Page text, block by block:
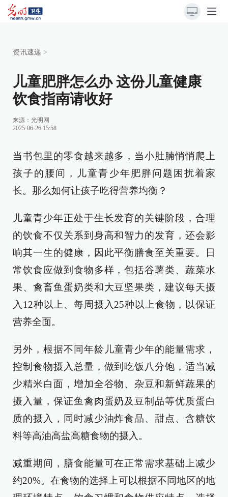
资讯速递 >
儿童肥胖怎么办 这份儿童健康
饮食指南请收好
来源：光明网
2025-06-26 15:58
当书包里的零食越来越多，当小肚腩悄悄爬上
孩子的腰间，儿童青少年肥胖问题困扰着家
长。那么如何让孩子吃得营养均衡？
儿童青少年正处于生长发育的关键阶段，合理
的饮食不仅关系到身高和智力的发育，还会影
响其一生的健康，因此平衡膳食至关重要。日
常饮食应做到食物多样，包括谷薯类、蔬菜水
果、禽畜鱼蛋奶类和大豆坚果类，建议每天摄
入12种以上、每周摄入25种以上食物，以保证
营养全面。
另外，根据不同年龄儿童青少年的能量需求，
控制食物摄入总量，做到吃饭八分饱，适当减
少精米白面，增加全谷物、杂豆和新鲜蔬果的
摄入量，保证鱼禽肉蛋奶及豆制品等优质蛋白
质的摄入，同时减少油炸食品、甜点、含糖饮
料等高油高盐高糖食物的摄入。
减重期间，膳食能量可在正常需求基础上减少
约20%。在食物的选择上可以根据不同地区的地